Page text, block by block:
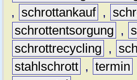
,
schrottankauf ,
schrottentsorgung
,
schrottrecycling
,
stahlschrott , termin